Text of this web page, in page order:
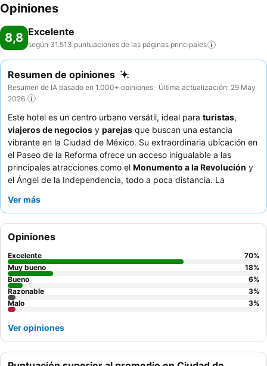
Opiniones
8,8 Excelente
según 31.513 puntuaciones de las páginas principales
Resumen de opiniones
Resumen de IA basado en 1.000+ opiniones · Última actualización: 29 May
2026
Este hotel es un centro urbano versátil, ideal para turistas,
viajeros de negocios y parejas que buscan una estancia
vibrante en la Ciudad de México. Su extraordinaria ubicación en
el Paseo de la Reforma ofrece un acceso inigualable a las
principales atracciones como el Monumento a la Revolución y
el Ángel de la Independencia, todo a poca distancia. La
particularmente el variado y sabroso
huéspedes elogian constantemente al personal, amable, atento
y profesional, que contribuye significativamente a crear un
ambiente cómodo y acogedor. Para una experiencia mejorada,
considere la posibilidad de ascender a una
Room
cócteles por la noche.
Ver más
Opiniones
Excelente 70%
Muy bueno
18%
Bueno
6%
Razonable
3%
Malo
3%
Ver opiniones